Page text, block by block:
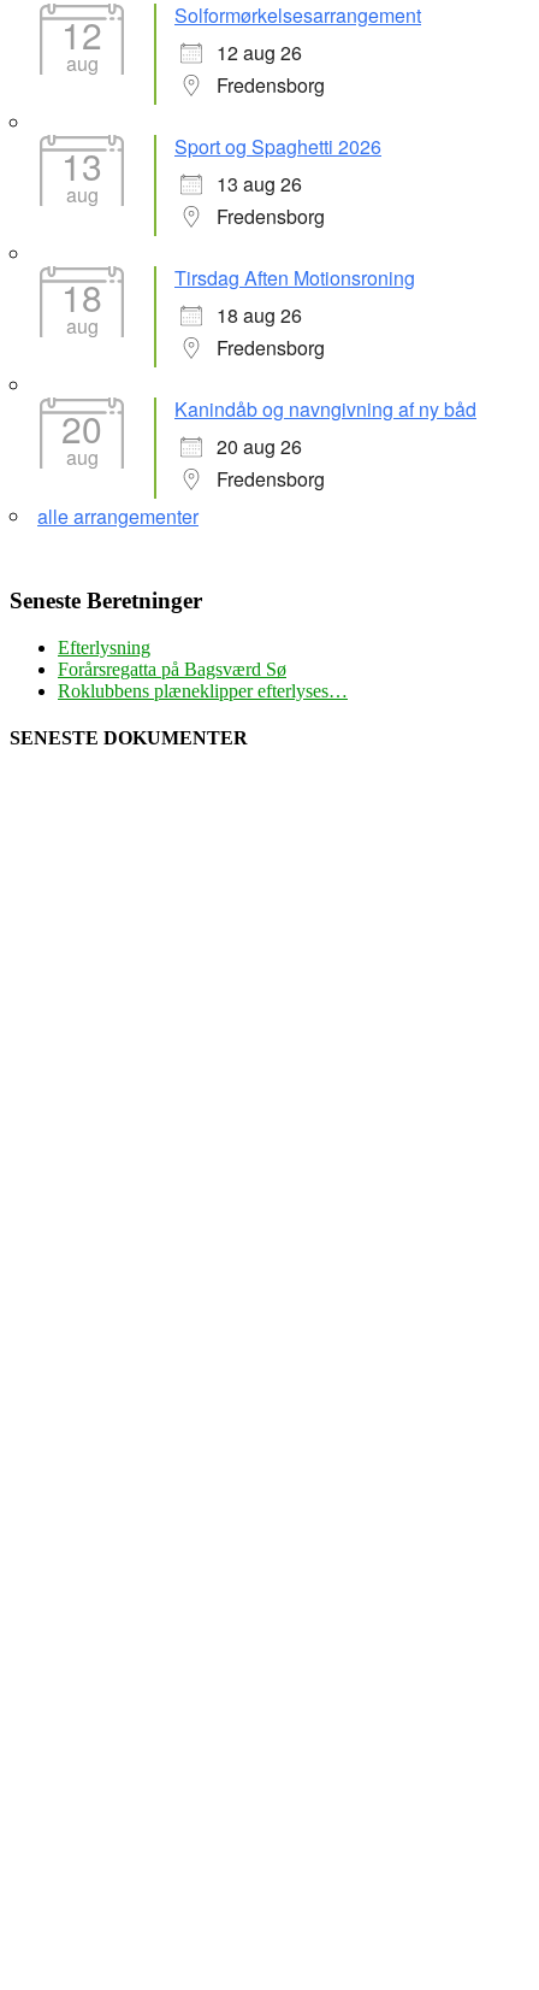
12
aug
Solformørkelsesarrangement
12 aug 26
Fredensborg
13
aug
Sport og Spaghetti 2026
13 aug 26
Fredensborg
18
aug
Tirsdag Aften Motionsroning
18 aug 26
Fredensborg
20
aug
Kanindåb og navngivning af ny båd
20 aug 26
Fredensborg
alle arrangementer
Seneste Beretninger
Efterlysning
Forårsregatta på Bagsværd Sø
Roklubbens plæneklipper efterlyses…
SENESTE DOKUMENTER